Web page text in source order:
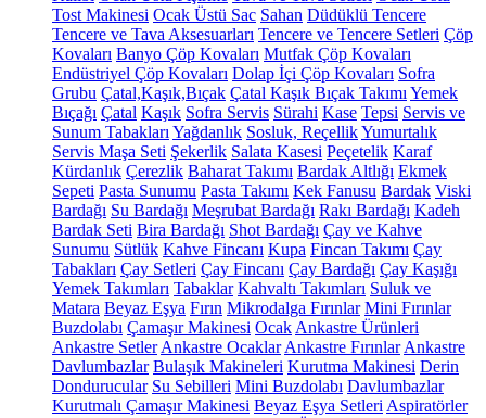
Tost Makinesi Ocak Üstü Sac Sahan Düdüklü Tencere
Tencere ve Tava Aksesuarları Tencere ve Tencere Setleri Çöp
Kovaları Banyo Çöp Kovaları Mutfak Çöp Kovaları
Endüstriyel Çöp Kovaları Dolap İçi Çöp Kovaları Sofra
Grubu Çatal,Kaşık,Bıçak Çatal Kaşık Bıçak Takımı Yemek
Bıçağı Çatal Kaşık Sofra Servis Sürahi Kase Tepsi Servis ve
Sunum Tabakları Yağdanlık Sosluk, ReçellikYumurtalık
Servis Maşa Seti Şekerlik Salata Kasesi Peçetelik Karaf
Kürdanlık Çerezlik Baharat Takımı Bardak Altlığı Ekmek
Sepeti Pasta Sunumu Pasta Takımı Kek Fanusu Bardak Viski
Bardağı Su Bardağı Meşrubat Bardağı Rakı Bardağı Kadeh
Bardak Seti Bira Bardağı Shot Bardağı Çay ve Kahve
Sunumu Sütlük Kahve Fincanı Kupa Fincan Takımı Çay
Tabakları Çay Setleri Çay Fincanı Çay Bardağı Çay Kaşığı
Yemek Takımları Tabaklar Kahvaltı Takımları Suluk ve
Matara Beyaz Eşya Fırın Mikrodalga Fırınlar Mini Fırınlar
Buzdolabı Çamaşır Makinesi Ocak Ankastre Ürünleri
Ankastre Setler Ankastre Ocaklar Ankastre Fırınlar Ankastre
Davlumbazlar Bulaşık Makineleri Kurutma Makinesi Derin
Dondurucular Su Sebilleri Mini Buzdolabı Davlumbazlar
Kurutmalı Çamaşır Makinesi Beyaz Eşya Setleri Aspiratörler